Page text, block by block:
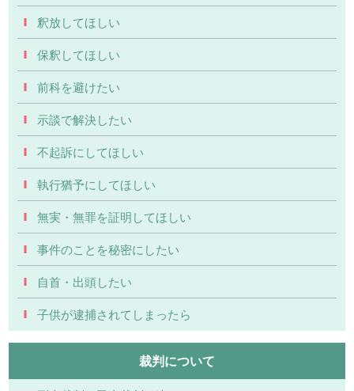
釈放してほしい
保釈してほしい
前科を避けたい
示談で解決したい
不起訴にしてほしい
執行猶予にしてほしい
無実・無罪を証明してほしい
事件のことを秘密にしたい
自首・出頭したい
子供が逮捕されてしまったら
裁判について